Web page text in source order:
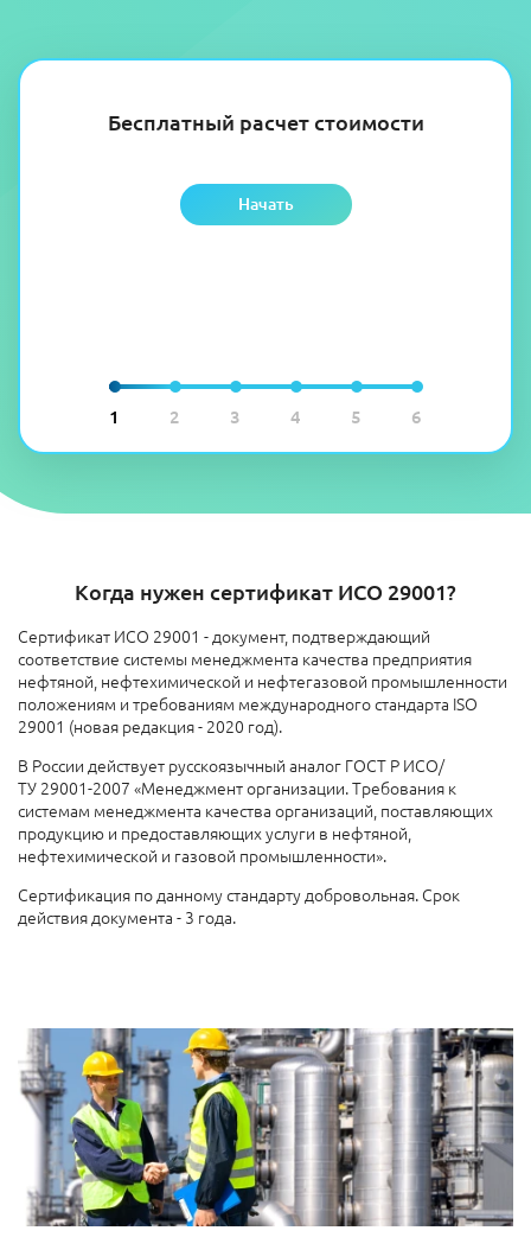
1 2 3 4 5 6
Бесплатный расчет стоимости
Начать
Когда нужен сертификат ИСО 29001?
Сертификат ИСО 29001 - документ, подтверждающий
соответствие системы менеджмента качества предприятия
нефтяной, нефтехимической и нефтегазовой промышленности
положениям и требованиям международного стандарта ISO
29001 (новая редакция - 2020 год).
В России действует русскоязычный аналог ГОСТ Р ИСО/
ТУ 29001-2007 «Менеджмент организации. Требования к
системам менеджмента качества организаций, поставляющих
продукцию и предоставляющих услуги в нефтяной,
нефтехимической и газовой промышленности».
Сертификация по данному стандарту добровольная. Срок
действия документа - 3 года.